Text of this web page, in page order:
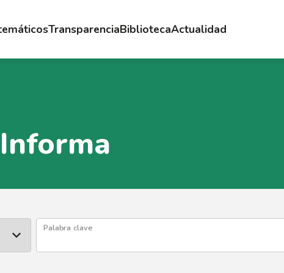
TransparenciaBibliotecaActualidad
Informa
Palabra clave